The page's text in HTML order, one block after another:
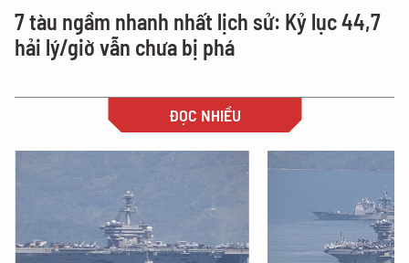
7 tàu ngầm nhanh nhất lịch sử: Kỷ lục 44,7
hải lý/giờ vẫn chưa bị phá
ĐỌC NHIỀU